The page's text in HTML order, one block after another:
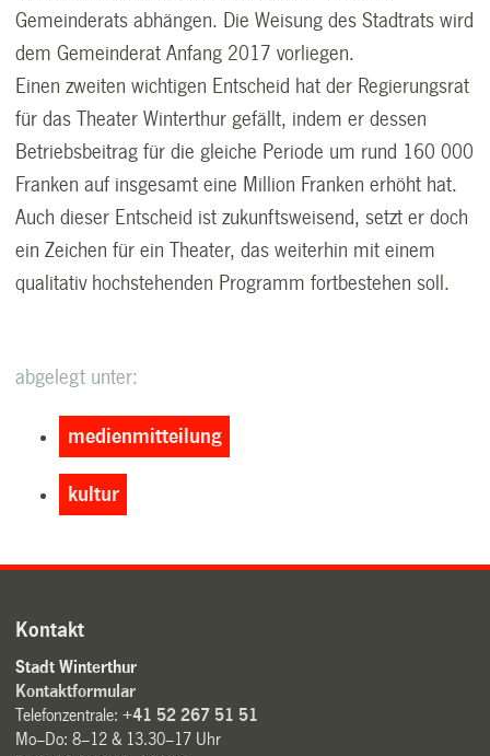
Gemeinderats abhängen. Die Weisung des Stadtrats wird
dem Gemeinderat Anfang 2017 vorliegen.
Einen zweiten wichtigen Entscheid hat der Regierungsrat
für das Theater Winterthur gefällt, indem er dessen
Betriebsbeitrag für die gleiche Periode um rund 160 000
Franken auf insgesamt eine Million Franken erhöht hat.
Auch dieser Entscheid ist zukunftsweisend, setzt er doch
ein Zeichen für ein Theater, das weiterhin mit einem
qualitativ hochstehenden Programm fortbestehen soll.
abgelegt unter:
medienmitteilung
kultur
Kontakt
Stadt Winterthur
Kontaktformular
Telefonzentrale:+41 52 267 51 51
Mo–Do: 8–12 & 13.30–17 Uhr